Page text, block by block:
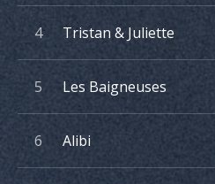
Tristan & Juliette
Les Baigneuses
Alibi